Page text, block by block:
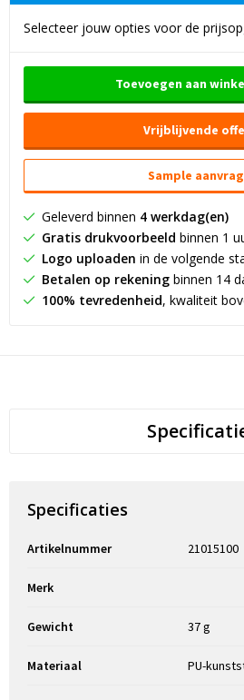
Selecteer jouw opties voor de
Toevoegen aan
Vrijblijvende
Sample
Geleverd binnen 4 werkdag(en)
Gratis drukvoorbeeld binnen 1
Logo uploaden in de volgende
Betalen op rekeningbinnen 14
100% tevredenheid, kwaliteit
Specificaties
Artikelnummer 21015100
Merk
Gewicht 37 g
Materiaal PU-